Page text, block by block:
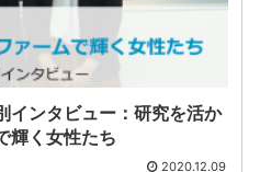
インタビュー：研究を活か
輝く女性たち
2020.12.09